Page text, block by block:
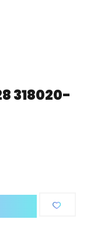
318020-